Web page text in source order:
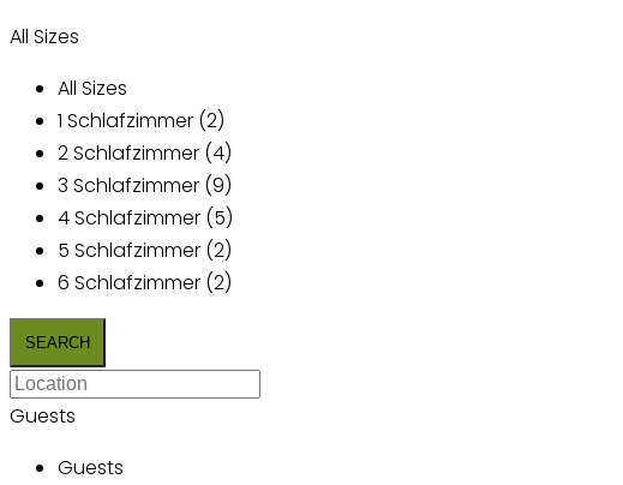
All Sizes
All Sizes
1 Schlafzimmer (2)
2 Schlafzimmer (4)
3 Schlafzimmer (9)
4 Schlafzimmer (5)
5 Schlafzimmer (2)
6 Schlafzimmer (2)
Guests
Guests